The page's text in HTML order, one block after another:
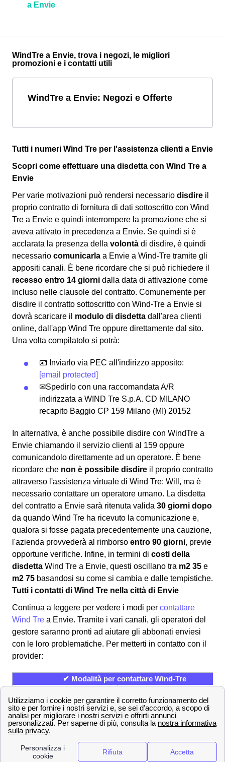
a Envie
WindTre a Envie, trova i negozi, le migliori
promozioni e i contatti utili
WindTre a Envie: Negozi e Offerte
Tutti i numeri Wind Tre per l'assistenza clienti a Envie
Scopri come effettuare una disdetta con Wind Tre a
Envie
Per varie motivazioni può rendersi necessario disdire il
proprio contratto di fornitura di dati sottoscritto con Wind
Tre a Envie e quindi interrompere la promozione che si
aveva attivato in precedenza a Envie. Se quindi si è
acclarata la presenza della volontà di disdire, è quindi
necessario comunicarla a Envie a Wind-Tre tramite gli
appositi canali. È bene ricordare che si può richiedere il
recesso entro 14 giorni dalla data di attivazione come
incluso nelle clausole del contratto. Comunemente per
disdire il contratto sottoscritto con Wind-Tre a Envie si
dovrà scaricare il modulo di disdetta dall'area clienti
online, dall'app Wind Tre oppure direttamente dal sito.
Una volta compilatolo si potrà:
📧 Inviarlo via PEC all'indirizzo apposito:
[email protected]
✉Spedirlo con una raccomandata A/R
indirizzata a WIND Tre S.p.A. CD MILANO
recapito Baggio CP 159 Milano (MI) 20152
In alternativa, è anche possibile disdire con WindTre a
Envie chiamando il servizio clienti al 159 oppure
comunicandolo direttamente ad un operatore. È bene
ricordare che non è possibile disdire il proprio contratto
attraverso l'assistenza virtuale di Wind Tre: Will, ma è
necessario contattare un operatore umano. La disdetta
del contratto a Envie sarà ritenuta valida 30 giorni dopo
da quando Wind Tre ha ricevuto la comunicazione e,
qualora si fosse pagata precedentemente una cauzione,
l'azienda provvederà al rimborso entro 90 giorni, previe
opportune verifiche. Infine, in termini di costi della
disdetta Wind Tre a Envie, questi oscillano tra m2 35 e
m2 75 basandosi su come si cambia e dalle tempistiche.
Tutti i contatti di Wind Tre nella città di Envie
Continua a leggere per vedere i modi per contattare
Wind Tre a Envie. Tramite i vari canali, gli operatori del
gestore saranno pronti ad aiutare gli abbonati enviesi
con le loro problematiche. Per metterti in contatto con il
provider:
✔ Modalità per contattare Wind-Tre
800 900 134
Numero Verde
159 Servizio Clienti
[email protected] Indirizzo mail per PEC